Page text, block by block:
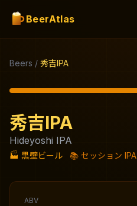
BeerAtlas
Beers / 秀吉IPA
秀吉IPA
Hideyoshi IPA
🏭 黒壁ビール 📚 セッション IPA
ABV